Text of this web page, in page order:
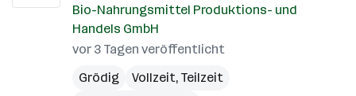
Bio-Nahrungsmittel Produktions- und
Handels GmbH
vor 3 Tagen veröffentlicht
Grödig
Vollzeit, Teilzeit